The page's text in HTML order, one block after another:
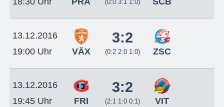
(0:0 3:1 1:0)
13.12.2016
19:00 Uhr
VÄX
3:2
(0:2 2:0 1:0) ZSC
13.12.2016
19:45 Uhr
FRI
3:2
(2:1 1:0 0:1) VIT